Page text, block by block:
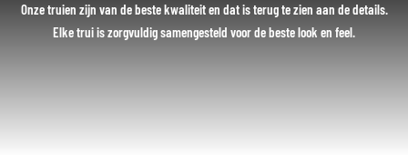
Onze truien zijn van de beste kwaliteit en dat is terug te zien aan de details.
Elke trui is zorgvuldig samengesteld voor de beste look en feel.